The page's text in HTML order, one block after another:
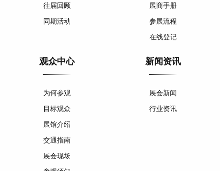
往届回顾
同期活动
展商手册
参展流程
在线登记
观众中心
为何参观
目标观众
展馆介绍
交通指南
展会现场
新闻资讯
展会新闻
行业资讯